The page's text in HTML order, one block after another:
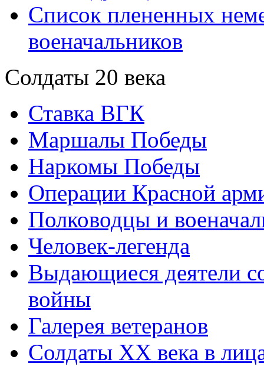
Список плененных
военачальников
Солдаты 20 века
Ставка ВГК
Маршалы Победы
Наркомы Победы
Операции Красной
Полководцы и
Человек-легенда
Выдающиеся деятели
войны
Галерея ветеранов
Солдаты XX века в